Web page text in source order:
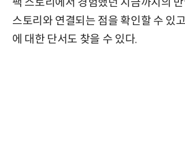
스토리와 연결되는 점을 확인할 수 있
에 대한 단서도 찾을 수 있다.